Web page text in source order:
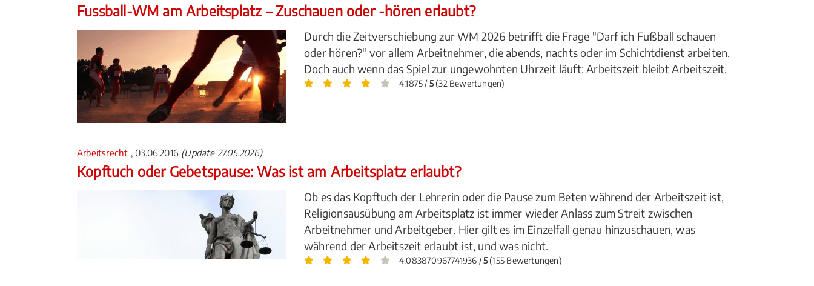
Fussball-WM am Arbeitsplatz – Zuschauen oder -hören erlaubt?
Durch die Zeitverschiebung zur WM 2026 betrifft die Frage "Darf ich Fußball schauen
oder hören?" vor allem Arbeitnehmer, die abends, nachts oder im Schichtdienst arbeiten.
Doch auch wenn das Spiel zur ungewohnten Uhrzeit läuft: Arbeitszeit bleibt Arbeitszeit.
4.1875 / 5(32 Bewertungen)
Arbeitsrecht , 03.06.2016 (Update 27.05.2026)
Kopftuch oder Gebetspause: Was ist am Arbeitsplatz erlaubt?
Ob es das Kopftuch der Lehrerin oder die Pause zum Beten während der Arbeitszeit ist,
Religionsausübung am Arbeitsplatz ist immer wieder Anlass zum Streit zwischen
Arbeitnehmer und Arbeitgeber. Hier gilt es im Einzelfall genau hinzuschauen, was
während der Arbeitszeit erlaubt ist, und was nicht.
4.083870967741936 /5(155 Bewertungen)